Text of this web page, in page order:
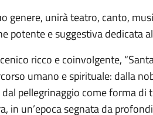
genere, unirà teatro, canto,
potente e suggestiva dedicata
ricco e coinvolgente,
umano e spirituale: dalla
pellegrinaggio come forma
in un’epoca segnata da